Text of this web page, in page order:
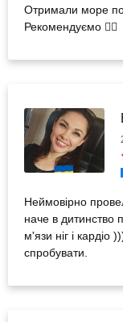
Отримали море
Рекомендуємо 👍🏼
Неймовірно
наче в
м'язи ніг і
спробувати.